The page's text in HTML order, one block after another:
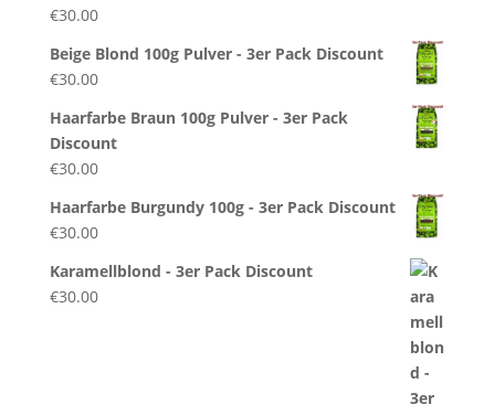
€30.00
Beige Blond 100g Pulver - 3er Pack Discount
€30.00
Haarfarbe Braun 100g Pulver - 3er Pack
Discount
€30.00
Haarfarbe Burgundy 100g - 3er Pack Discount
€30.00
Karamellblond - 3er Pack Discount
€30.00